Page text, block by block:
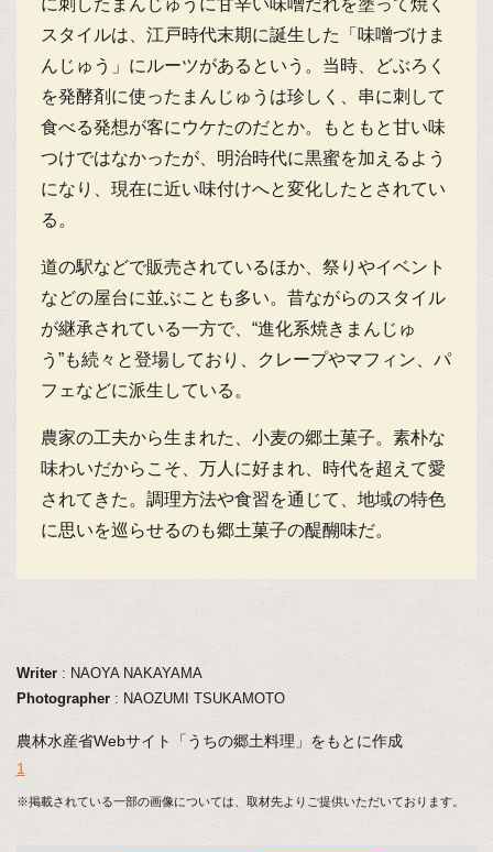
に刺したまんじゅうに甘辛い味噌だれを塗って焼く
スタイルは、江戸時代末期に誕生した「味噌づけま
んじゅう」にルーツがあるという。当時、どぶろく
を発酵剤に使ったまんじゅうは珍しく、串に刺して
食べる発想が客にウケたのだとか。もともと甘い味
つけではなかったが、明治時代に黒蜜を加えるよう
になり、現在に近い味付けへと変化したとされてい
る。
道の駅などで販売されているほか、祭りやイベント
などの屋台に並ぶことも多い。昔ながらのスタイル
が継承されている一方で、“進化系焼きまんじゅ
う”も続々と登場しており、クレープやマフィン、パ
フェなどに派生している。
農家の工夫から生まれた、小麦の郷土菓子。素朴な
味わいだからこそ、万人に好まれ、時代を超えて愛
されてきた。調理方法や食習を通じて、地域の特色
に思いを巡らせるのも郷土菓子の醍醐味だ。
Writer: NAOYA NAKAYAMA
Photographer: NAOZUMI TSUKAMOTO
農林水産省Webサイト「うちの郷土料理」をもとに作成
1
※掲載されている一部の画像については、取材先よりご提供いただいております。